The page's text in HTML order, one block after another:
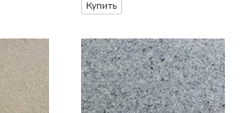
Купить